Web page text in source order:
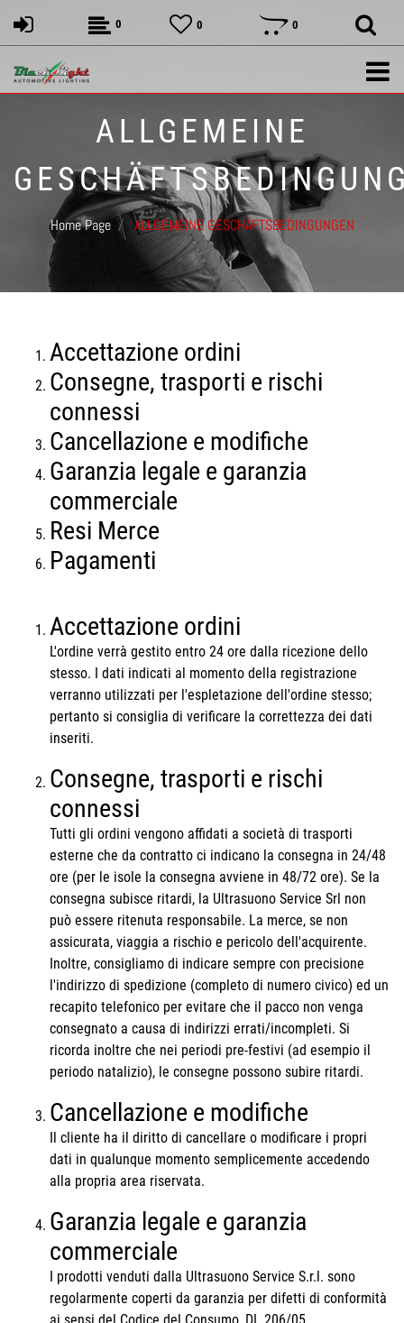
0 0 0
ALLGEMEINE
Home Page ALLGEMEINE GESCHÄFTSBEDINGUNGEN
Accettazione ordini
Consegne, trasporti e rischi
connessi
Cancellazione e modifiche
Garanzia legale e garanzia
commerciale
Resi Merce
Pagamenti
Accettazione ordini
L'ordine verrà gestito entro 24 ore dalla ricezione dello
stesso. I dati indicati al momento della registrazione
verranno utilizzati per l'espletazione dell'ordine stesso;
pertanto si consiglia di verificare la correttezza dei dati
inseriti.
Consegne, trasporti e rischi
connessi
Tutti gli ordini vengono affidati a società di trasporti
esterne che da contratto ci indicano la consegna in 24/48
ore (per le isole la consegna avviene in 48/72 ore). Se la
consegna subisce ritardi, la Ultrasuono Service Srl non
può essere ritenuta responsabile. La merce, se non
assicurata, viaggia a rischio e pericolo dell'acquirente.
Inoltre, consigliamo di indicare sempre con precisione
l'indirizzo di spedizione (completo di numero civico) ed un
recapito telefonico per evitare che il pacco non venga
consegnato a causa di indirizzi errati/incompleti. Si
ricorda inoltre che nei periodi pre-festivi (ad esempio il
periodo natalizio), le consegne possono subire ritardi.
Cancellazione e modifiche
Il cliente ha il diritto di cancellare o modificare i propri
dati in qualunque momento semplicemente accedendo
alla propria area riservata.
Garanzia legale e garanzia
commerciale
I prodotti venduti dalla Ultrasuono Service S.r.l. sono
regolarmente coperti da garanzia per difetti di conformità